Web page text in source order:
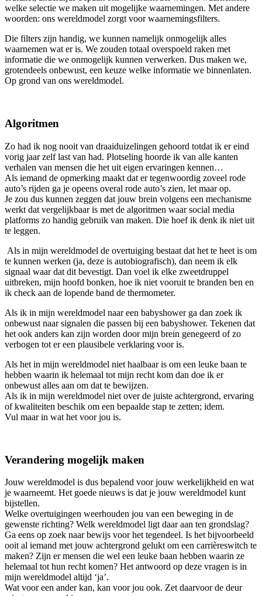
welke selectie we maken uit mogelijke waarnemingen. Met andere
woorden: ons wereldmodel zorgt voor waarnemingsfilters.
Die filters zijn handig, we kunnen namelijk onmogelijk alles
waarnemen wat er is. We zouden totaal overspoeld raken met
informatie die we onmogelijk kunnen verwerken. Dus maken we,
grotendeels onbewust, een keuze welke informatie we binnenlaten.
Op grond van ons wereldmodel.
Algoritmen
Zo had ik nog nooit van draaiduizelingen gehoord totdat ik er eind
vorig jaar zelf last van had. Plotseling hoorde ik van alle kanten
verhalen van mensen die het uit eigen ervaringen kennen…
Als iemand de opmerking maakt dat er tegenwoordig zoveel rode
auto’s rijden ga je opeens overal rode auto’s zien, let maar op.
Je zou dus kunnen zeggen dat jouw brein volgens een mechanisme
werkt dat vergelijkbaar is met de algoritmen waar social media
platforms zo handig gebruik van maken. Die hoef ik denk ik niet uit
te leggen.
Als in mijn wereldmodel de overtuiging bestaat dat het te heet is om
te kunnen werken (ja, deze is autobiografisch), dan neem ik elk
signaal waar dat dit bevestigt. Dan voel ik elke zweetdruppel
uitbreken, mijn hoofd bonken, hoe ik niet vooruit te branden ben en
ik check aan de lopende band de thermometer.
Als ik in mijn wereldmodel naar een babyshower ga dan zoek ik
onbewust naar signalen die passen bij een babyshower. Tekenen dat
het ook anders kan zijn worden door mijn brein genegeerd of zo
verbogen tot er een plausibele verklaring voor is.
Als het in mijn wereldmodel niet haalbaar is om een leuke baan te
hebben waarin ik helemaal tot mijn recht kom dan doe ik er
onbewust alles aan om dat te bewijzen.
Als ik in mijn wereldmodel niet over de juiste achtergrond, ervaring
of kwaliteiten beschik om een bepaalde stap te zetten; idem.
Vul maar in wat het voor jou is.
Verandering mogelijk maken
Jouw wereldmodel is dus bepalend voor jouw werkelijkheid en wat
je waarneemt. Het goede nieuws is dat je jouw wereldmodel kunt
bijstellen.
Welke overtuigingen weerhouden jou van een beweging in de
gewenste richting? Welk wereldmodel ligt daar aan ten grondslag?
Ga eens op zoek naar bewijs voor het tegendeel. Is het bijvoorbeeld
ooit al iemand met jouw achtergrond gelukt om een carrièreswitch te
maken? Zijn er mensen die wel een leuke baan hebben waarin ze
helemaal tot hun recht komen? Het antwoord op deze vragen is in
mijn wereldmodel altijd ‘ja’.
Wat voor een ander kan, kan voor jou ook. Zet daarvoor de deur